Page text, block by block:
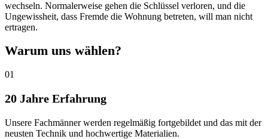
wechseln. Normalerweise gehen die Schlüssel verloren, und die
Ungewissheit, dass Fremde die Wohnung betreten, will man nicht
ertragen.
Warum uns wählen?
01
20 Jahre Erfahrung
Unsere Fachmänner werden regelmäßig fortgebildet und das mit der
neusten Technik und hochwertige Materialien.